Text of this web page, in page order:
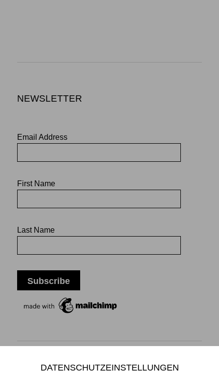
NEWSLETTER
Email Address
First Name
Last Name
Mikiko Sato Gallery ı Klosterwall 13 ı 20095 Hamburg
DATENSCHUTZEINSTELLUNGEN